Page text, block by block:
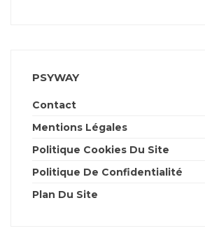
PSYWAY
Contact
Mentions Légales
Politique Cookies Du Site
Politique De Confidentialité
Plan Du Site